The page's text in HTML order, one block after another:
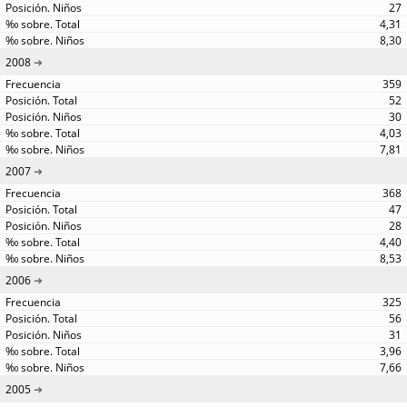
27
4,31
8,30
2008
359
52
30
4,03
7,81
2007
368
47
28
4,40
8,53
2006
325
56
31
3,96
7,66
2005